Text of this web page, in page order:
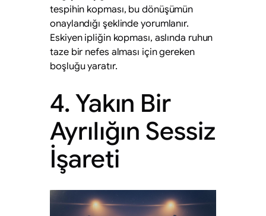
tespihin kopması, bu dönüşümün
onaylandığı şeklinde yorumlanır.
Eskiyen ipliğin kopması, aslında ruhun
taze bir nefes alması için gereken
boşluğu yaratır.
4. Yakın Bir
Ayrılığın Sessiz
İşareti